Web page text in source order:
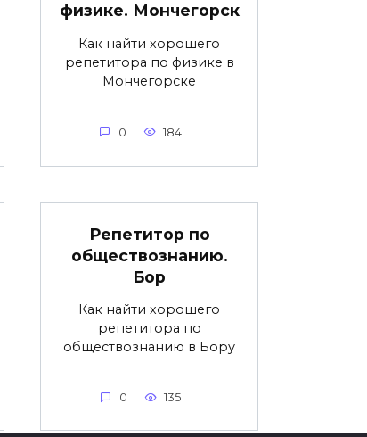
физике. Мончегорск
Как найти хорошего
репетитора по физике в
Мончегорске
0 184
Репетитор по
обществознанию.
Бор
Как найти хорошего
репетитора по
обществознанию в Бору
0 135